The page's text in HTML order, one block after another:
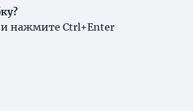
нажмите Ctrl+Enter